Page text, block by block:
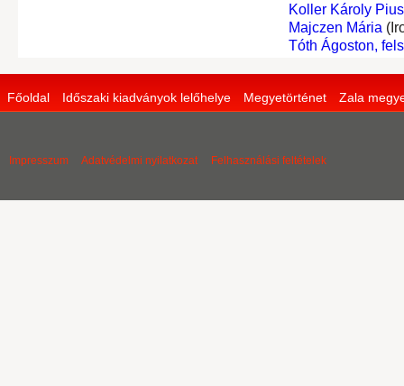
Koller Károly Pius
Majczen Mária
Tóth Ágoston,
Főoldal Időszaki kiadványok lelőhelye Megyetörténet Zala
Impresszum Adatvédelmi nyilatkozat Felhasználási feltételek